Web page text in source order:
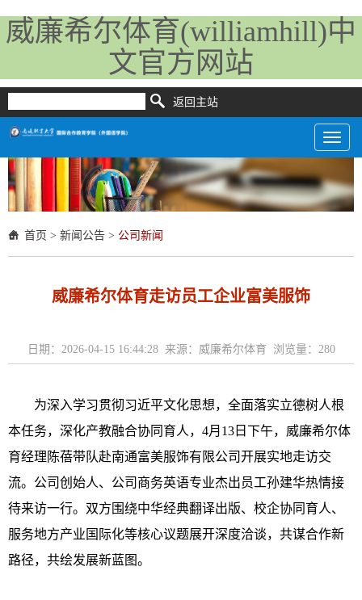
威廉希尔体育(williamhill)中
文官方网站
返回主站
Toggle
首页 > 新闻公告 > 公司新闻
威廉希尔体育走访员工企业富美服饰
日期：2026-04-15 16:44:28 来源：威廉希尔体育 浏览量： 280
为深入学习贯彻习近平文化思想，全面落实立德树人根
本任务，深化产教融合协同育人，4月13日下午，威廉希尔体
育经理陈蓓带队赴南通富美服饰有限公司开展实地走访交
流。公司创始人、公司商务英语专业杰出员工孙建华热情接
待来访一行。双方围绕中华经典翻译出版、校企协同育人、
服务地方产业国际化等核心议题展开深度洽谈，共谋合作新
路径，共绘发展新蓝图。